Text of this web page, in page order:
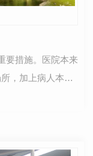
要措施。医院本来
，加上病人本来
医院空气…